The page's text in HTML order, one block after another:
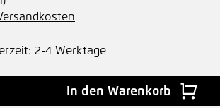
2-4 Werktage
Gib den gewünschten
In den Warenkorb